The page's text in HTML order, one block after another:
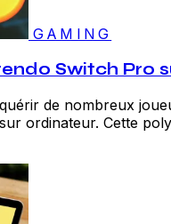
GAMING
Switch Pro
de nombreux
ordinateur. Cette